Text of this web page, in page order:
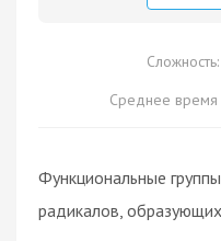
Сложность:
Среднее
Функциональные
радикалов,